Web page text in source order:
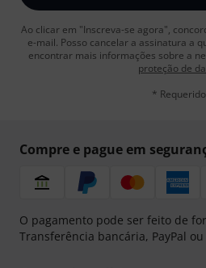
Ao clicar em "Inscreva-se agora",
e-mail. Posso cancelar a assinatura a
encontrar mais informações sobre a
proteção de
*
Compre e pague em
O pagamento pode ser feito de
Transferência bancária, PayPal